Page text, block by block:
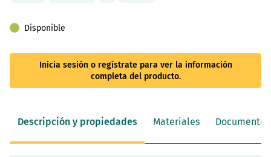
Disponible
Inicia sesión o regístrate para ver la información
completa del producto.
Descripción y propiedades Materiales Documentos